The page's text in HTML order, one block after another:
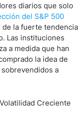
diarios que solo
del S&P 500
de la fuerte tendencia
Las instituciones
a medida que han
la idea de
a